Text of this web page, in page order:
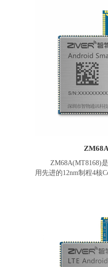
头以及双摄同时使
4K@30fps高画质视
VP9的针对
模块板载内存为可高
存储，默认搭载
双频WIFI (可选支持
理、充放电等。提供
DP、HDMI、
USB3.1x1)、
ZM68A(MT8168)是
用先进的12nm制程4核
2GB+16GB，
操作系统。支持
斗/Glonass)、以太网